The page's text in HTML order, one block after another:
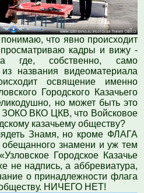
что явно происходит
кадры и вижу -
где, собственно, само
названия видеоматериала
освящение именно
Городского Казачьего
но может быть это
ЗОКО ВКО ЦКВ, что Войсковое
казачьему обществу?
Знамя, но кроме ФЛАГА
знамени и уж тем
Городское Казачье
не надпись, а аббревиатура,
о принадлежности флага
обществу. НИЧЕГО НЕТ!